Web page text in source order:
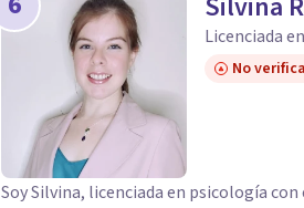
Licenciada
No
Soy Silvina, licenciada en psicología